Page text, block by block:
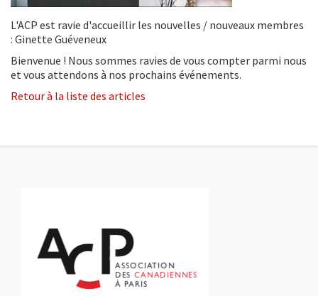
L'ACP est ravie d'accueillir les nouvelles / nouveaux membres
: Ginette Guéveneux
Bienvenue ! Nous sommes ravies de vous compter parmi nous
et vous attendons à nos prochains événements.
Retour à la liste des articles